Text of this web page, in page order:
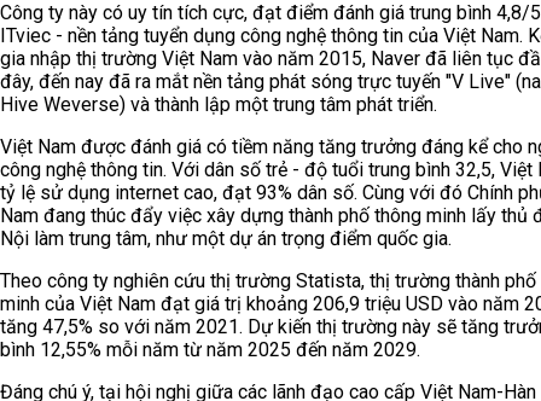
Công ty này có uy tín tích cực, đạt điểm đánh giá trung bình 4,8/
ITviec - nền tảng tuyển dụng công nghệ thông tin của Việt Nam.
gia nhập thị trường Việt Nam vào năm 2015, Naver đã liên tục
đây, đến nay đã ra mắt nền tảng phát sóng trực tuyến "V Live"
Hive Weverse) và thành lập một trung tâm phát triển.
Việt Nam được đánh giá có tiềm năng tăng trưởng đáng kể cho
công nghệ thông tin. Với dân số trẻ - độ tuổi trung bình 32,5, Việt
tỷ lệ sử dụng internet cao, đạt 93% dân số. Cùng với đó Chính
Nam đang thúc đẩy việc xây dựng thành phố thông minh lấy thủ
Nội làm trung tâm, như một dự án trọng điểm quốc gia.
Theo công ty nghiên cứu thị trường Statista, thị trường thành phố
minh của Việt Nam đạt giá trị khoảng 206,9 triệu USD vào năm
tăng 47,5% so với năm 2021. Dự kiến thị trường này sẽ tăng
bình 12,55% mỗi năm từ năm 2025 đến năm 2029.
Đáng chú ý, tại hội nghị giữa các lãnh đạo cao cấp Việt Nam-Hàn